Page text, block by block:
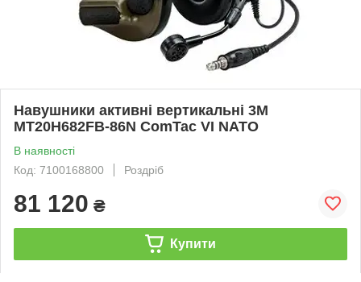
Навушники активні вертикальні 3M
MT20H682FB-86N ComTac VI NATO
В наявності
Код: 7100168800
Роздріб
81 120 ₴
Купити